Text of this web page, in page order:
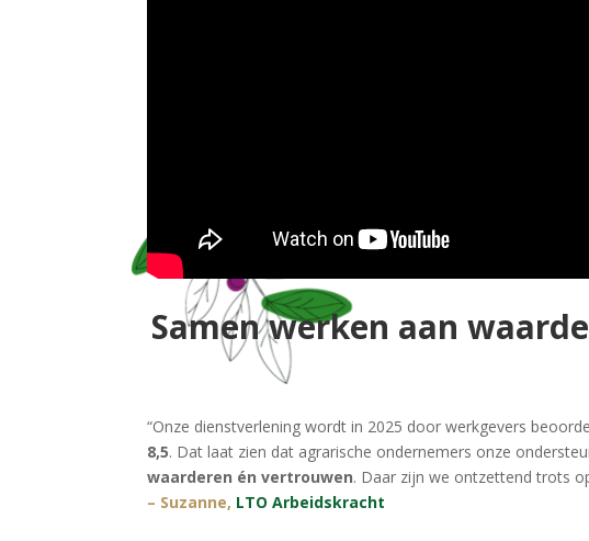
Samen werken aan
“Onze dienstverlening wordt in 2025 door werkgevers
8,5. Dat laat zien dat agrarische ondernemers onze
waarderen én vertrouwen. Daar zijn we ontzettend trots
– Suzanne, LTO Arbeidskracht